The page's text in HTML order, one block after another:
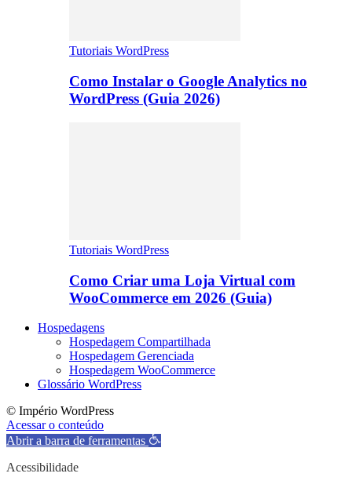
Tutoriais WordPress
Como Instalar o Google Analytics no
WordPress (Guia 2026)
Tutoriais WordPress
Como Criar uma Loja Virtual com
WooCommerce em 2026 (Guia)
Hospedagens
Hospedagem Compartilhada
Hospedagem Gerenciada
Hospedagem WooCommerce
Glossário WordPress
© Império WordPress
Acessar o conteúdo
Abrir a barra de ferramentas
Acessibilidade